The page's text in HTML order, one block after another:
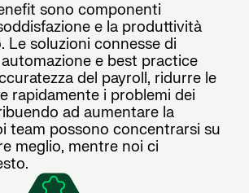
sono componenti
e la produttività
Le soluzioni connesse di
e best practice
del payroll, ridurre le
rapidamente i problemi dei
ad aumentare la
team possono concentrarsi su
meglio, mentre noi ci